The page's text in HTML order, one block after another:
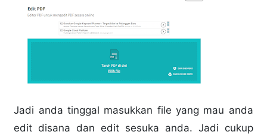
Jadi anda tinggal masukkan file yang mau anda
edit disana dan edit sesuka anda. Jadi cukup